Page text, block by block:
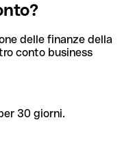
delle finanze della
conto business
30 giorni.